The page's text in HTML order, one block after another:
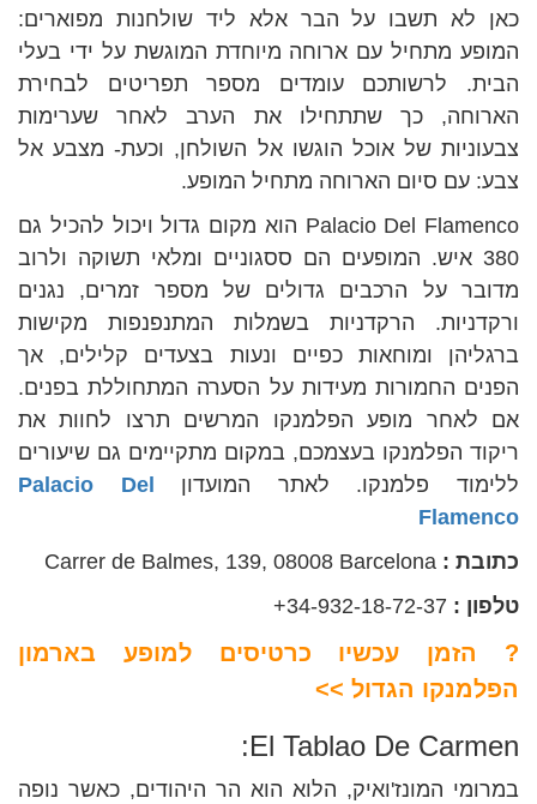
כאן לא תשבו על הבר אלא ליד שולחנות מפוארים:
המופע מתחיל עם ארוחה מיוחדת המוגשת על ידי בעלי
הבית. לרשותכם עומדים מספר תפריטים לבחירת
הארוחה, כך שתתחילו את הערב לאחר שערימות
צבעוניות של אוכל הוגשו אל השולחן, וכעת- מצבע אל
צבע: עם סיום הארוחה מתחיל המופע.
Palacio Del Flamenco הוא מקום גדול ויכול להכיל גם
380 איש. המופעים הם ססגוניים ומלאי תשוקה ולרוב
מדובר על הרכבים גדולים של מספר זמרים, נגנים
ורקדניות. הרקדניות בשמלות המתנפנפות מקישות
ברגליהן ומוחאות כפיים ונעות בצעדים קלילים, אך
הפנים החמורות מעידות על הסערה המתחוללת בפנים.
אם לאחר מופע הפלמנקו המרשים תרצו לחוות את
ריקוד הפלמנקו בעצמכם, במקום מתקיימים גם שיעורים
ללימוד פלמנקו. לאתר המועדון Palacio Del
Flamenco
כתובת :
טלפון :
? הזמן עכשיו כרטיסים למופע בארמון
הפלמנקו הגדול >>
El Tablao De Carmen:
במרומי המונז'ואיק, הלוא הוא הר היהודים, כאשר נופה